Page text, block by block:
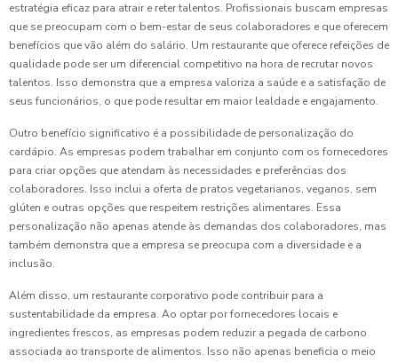
estratégia eficaz para atrair e reter talentos. Profissionais buscam empresas
que se preocupam com o bem-estar de seus colaboradores e que oferecem
benefícios que vão além do salário. Um restaurante que oferece refeições de
qualidade pode ser um diferencial competitivo na hora de recrutar novos
talentos. Isso demonstra que a empresa valoriza a saúde e a satisfação de
seus funcionários, o que pode resultar em maior lealdade e engajamento.
Outro benefício significativo é a possibilidade de personalização do
cardápio. As empresas podem trabalhar em conjunto com os fornecedores
para criar opções que atendam às necessidades e preferências dos
colaboradores. Isso inclui a oferta de pratos vegetarianos, veganos, sem
glúten e outras opções que respeitem restrições alimentares. Essa
personalização não apenas atende às demandas dos colaboradores, mas
também demonstra que a empresa se preocupa com a diversidade e a
inclusão.
Além disso, um restaurante corporativo pode contribuir para a
sustentabilidade da empresa. Ao optar por fornecedores locais e
ingredientes frescos, as empresas podem reduzir a pegada de carbono
associada ao transporte de alimentos. Isso não apenas beneficia o meio